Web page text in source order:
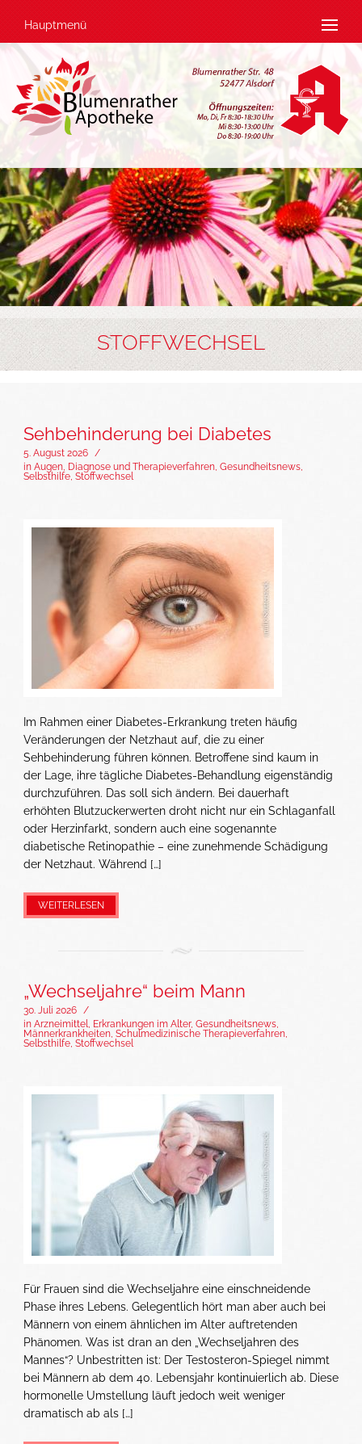
Hauptmenü
STOFFWECHSEL
Sehbehinderung bei Diabetes
5. August 2026 /
in Augen, Diagnose und Therapieverfahren, Gesundheitsnews,
Selbsthilfe, Stoffwechsel
Im Rahmen einer Diabetes-Erkrankung treten häufig
Veränderungen der Netzhaut auf, die zu einer
Sehbehinderung führen können. Betroffene sind kaum in
der Lage, ihre tägliche Diabetes-Behandlung eigenständig
durchzuführen. Das soll sich ändern. Bei dauerhaft
erhöhten Blutzuckerwerten droht nicht nur ein Schlaganfall
oder Herzinfarkt, sondern auch eine sogenannte
diabetische Retinopathie – eine zunehmende Schädigung
der Netzhaut. Während […]
WEITERLESEN
„Wechseljahre“ beim Mann
30. Juli 2026 /
in Arzneimittel, Erkrankungen im Alter, Gesundheitsnews,
Männerkrankheiten, Schulmedizinische Therapieverfahren,
Selbsthilfe, Stoffwechsel
Für Frauen sind die Wechseljahre eine einschneidende
Phase ihres Lebens. Gelegentlich hört man aber auch bei
Männern von einem ähnlichen im Alter auftretenden
Phänomen. Was ist dran an den „Wechseljahren des
Mannes“? Unbestritten ist: Der Testosteron-Spiegel nimmt
bei Männern ab dem 40. Lebensjahr kontinuierlich ab. Diese
hormonelle Umstellung läuft jedoch weit weniger
dramatisch ab als […]